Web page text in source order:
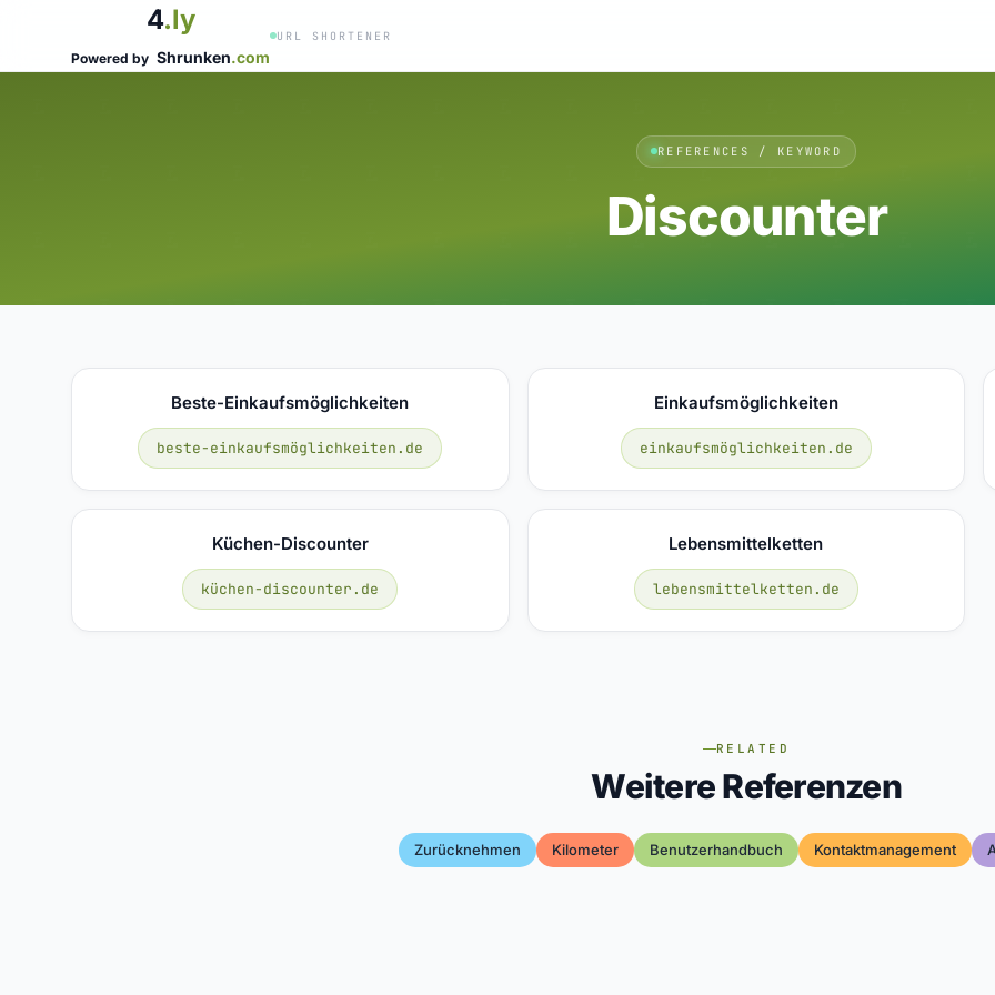
4.ly
Powered by Shrunken.com
URL SHORTENER
REFERENCES / KEYWORD
Discounter
Beste-Einkaufsmöglichkeiten
beste-einkaufsmöglichkeiten.de
Einkaufsmöglichkeiten
einkaufsmöglichkeiten.de
Küchen-Discounter
küchen-discounter.de
Lebensmittelketten
lebensmittelketten.de
RELATED
Weitere Referenzen
Zurücknehmen Kilometer Benutzerhandbuch Kontaktmanagement